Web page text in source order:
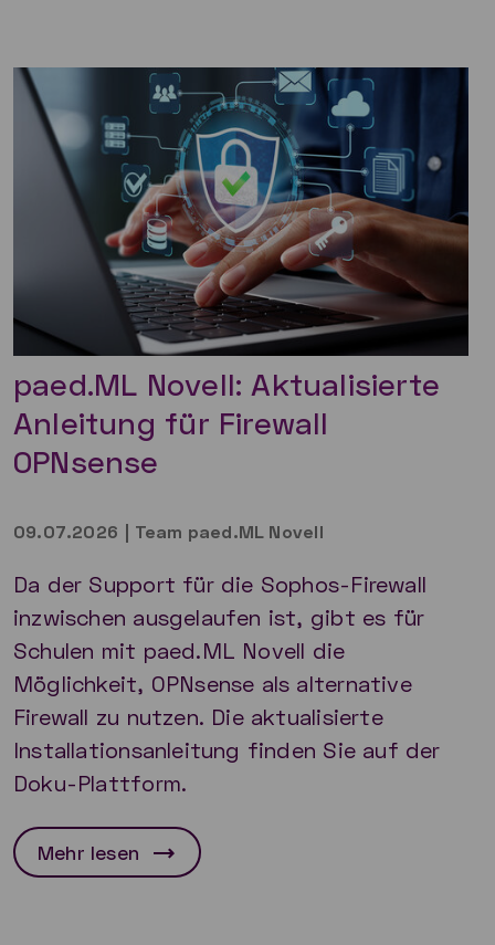
paed.ML Novell: Aktualisierte
Anleitung für Firewall
OPNsense
09.07.2026 | Team paed.ML Novell
Da der Support für die Sophos-Firewall
inzwischen ausgelaufen ist, gibt es für
Schulen mit paed.ML Novell die
Möglichkeit, OPNsense als alternative
Firewall zu nutzen. Die aktualisierte
Installationsanleitung finden Sie auf der
Doku-Plattform.
Mehr lesen